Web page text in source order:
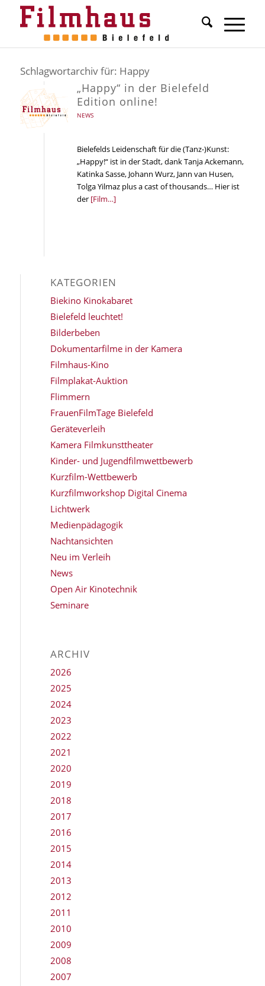
Schlagwortarchiv für: Happy
„Happy“ in der Bielefeld
Edition online!
NEWS
Bielefelds Leidenschaft für die (Tanz-)Kunst:
„Happy!“ ist in der Stadt, dank Tanja Ackemann,
Katinka Sasse, Johann Wurz, Jann van Husen,
Tolga Yilmaz plus a cast of thousands… Hier ist
der [Film…]
KATEGORIEN
Biekino Kinokabaret
Bielefeld leuchtet!
Bilderbeben
Dokumentarfilme in der Kamera
Filmhaus-Kino
Filmplakat-Auktion
Flimmern
FrauenFilmTage Bielefeld
Geräteverleih
Kamera Filmkunsttheater
Kinder- und Jugendfilmwettbewerb
Kurzfilm-Wettbewerb
Kurzfilmworkshop Digital Cinema
Lichtwerk
Medienpädagogik
Nachtansichten
Neu im Verleih
News
Open Air Kinotechnik
Seminare
ARCHIV
2026
2025
2024
2023
2022
2021
2020
2019
2018
2017
2016
2015
2014
2013
2012
2011
2010
2009
2008
2007